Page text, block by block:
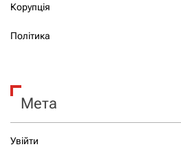
Корупція
Політика
Мета
Увійти